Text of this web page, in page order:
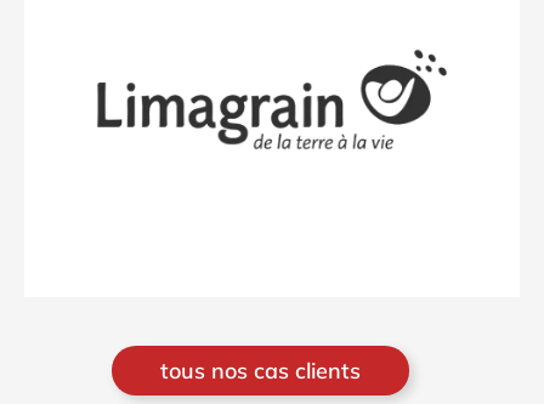
tous nos cas clients